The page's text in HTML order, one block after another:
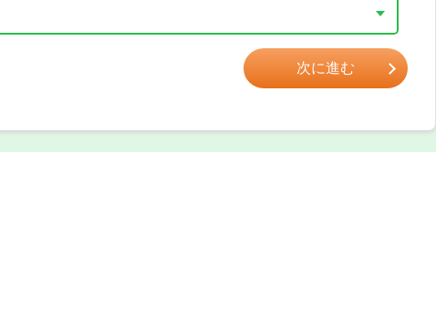
次に進む